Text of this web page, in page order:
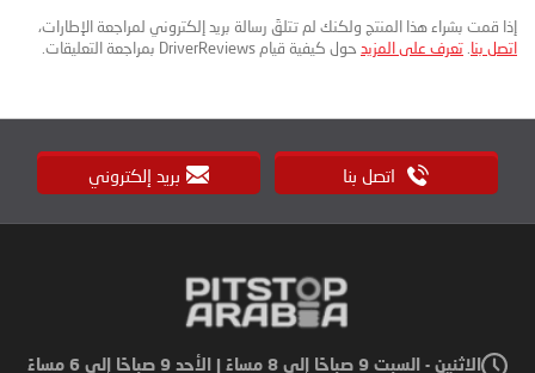
إذا قمت بشراء هذا المنتج ولكنك لم تتلقَ رسالة بريد إلكتروني لمراجعة الإطارات،
اتصل بنا. تعرف على المزيد حول كيفية قيام DriverReviews بمراجعة التعليقات.
اتصل بنا بريد إلكتروني
الاثنين - السبت 9 صباحًا إلى 8 مساءً | الأحد 9 صباحًا إلى 6 مساءً